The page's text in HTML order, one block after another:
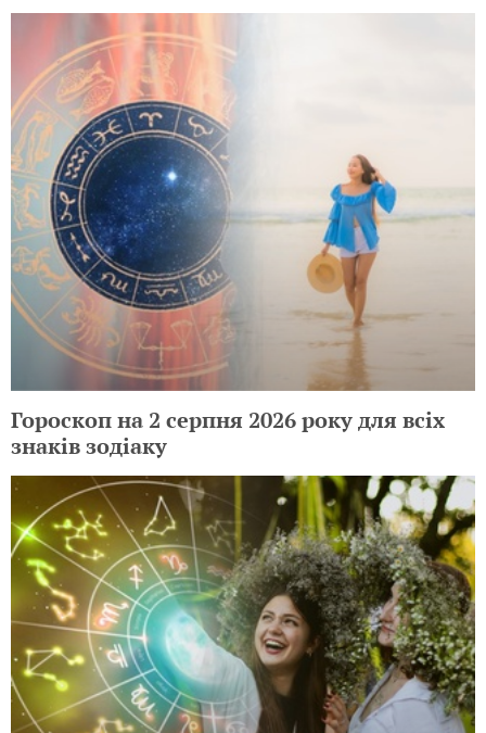
Гороскоп на 2 серпня 2026 року для всіх
знаків зодіаку